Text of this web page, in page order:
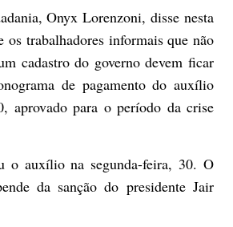
Onyx Lorenzoni, disse nesta
os trabalhadores informais que não
cadastro do governo devem ficar
de pagamento do auxílio
aprovado para o período da crise
o auxílio na segunda-feira, 30. O
da sanção do presidente Jair